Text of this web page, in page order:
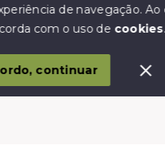
da Linkmob, como
2026 - Youinvest - Todos
de navegação.Ao
com o uso de cookies.
continuar